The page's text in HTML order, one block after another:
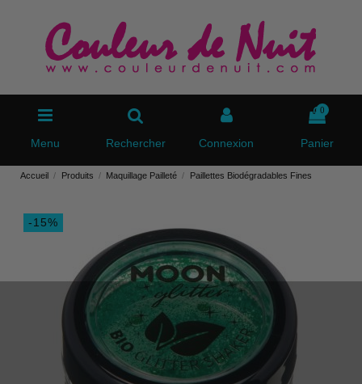
Menu Rechercher Connexion
0
Panier
Accueil Produits Maquillage Pailleté Paillettes Biodégradables Fines
-15%